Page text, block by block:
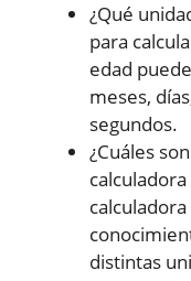
¿Qué
para
edad
meses,
segundos.
¿Cuáles
distintas